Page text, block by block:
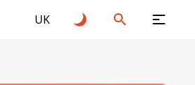
UK